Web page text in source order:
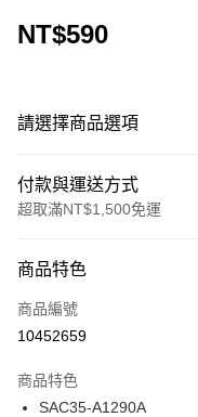
NT$590
請選擇商品選項
付款與運送方式
超取滿NT$1,500免運
信用卡一次付款
超商取貨付款
Apple Pay
商品特色
商品編號
10452659
商品特色
SAC35-A1290A